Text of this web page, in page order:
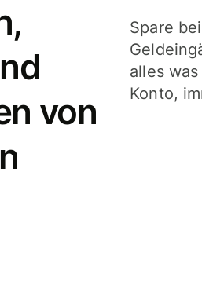
von
Spare
alles
Konto,